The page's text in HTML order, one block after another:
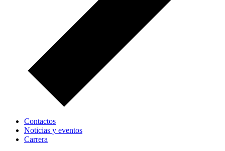
Contactos
Noticias y eventos
Carrera